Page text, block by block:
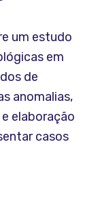
um estudo
em
de
anomalias,
elaboração
casos